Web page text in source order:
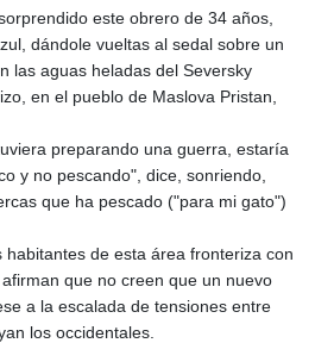
este obrero de 34 años,
dándole vueltas al sedal sobre un
las aguas heladas del Seversky
en el pueblo de Maslova Pristan,
preparando una guerra, estaría
y no pescando", dice, sonriendo,
que ha pescado ("para mi gato")
de esta área fronteriza con
que no creen que un nuevo
a la escalada de tensiones entre
los occidentales.